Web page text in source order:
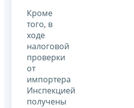
Кроме
того, в
ходе
налоговой
проверки
от
импортера
Инспекцией
получены